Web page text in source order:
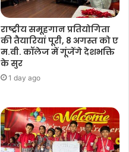
राष्ट्रीय समूहगान प्रतियोगिता
की तैयारियां पूरी, 8 अगस्त को ए
म.वी. कॉलेज में गूंजेंगे देशभक्ति
के सुर
1 day ago